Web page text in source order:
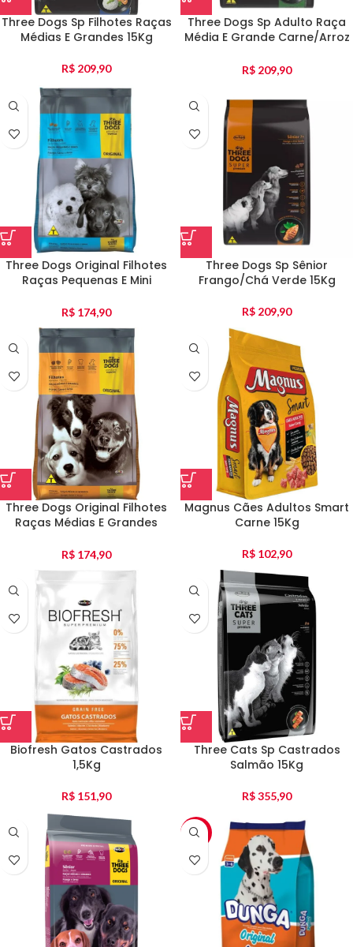
Three Dogs Sp Filhotes Raças
Médias E Grandes 15Kg
R$ 209,90
Three Dogs Sp Adulto Raça
Média E Grande Carne/Arroz
R$ 209,90
Three Dogs Original Filhotes
Raças Pequenas E Mini
R$ 174,90
Three Dogs Sp Sênior
Frango/Chá Verde 15Kg
R$ 209,90
Three Dogs Original Filhotes
Raças Médias E Grandes
R$ 174,90
Magnus Cães Adultos Smart
Carne 15Kg
R$ 102,90
Biofresh Gatos Castrados
1,5Kg
R$ 151,90
Three Cats Sp Castrados
Salmão 15Kg
R$355,90
-9%